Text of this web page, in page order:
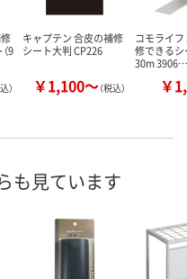
9
）
キャプテン 合皮の補修
シート大判 CP226
￥1,100～（税込）
コモライ
修できる
30m 3906…
￥
も見ています